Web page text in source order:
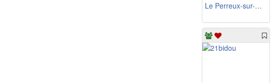
Le Perreux-sur-Marne